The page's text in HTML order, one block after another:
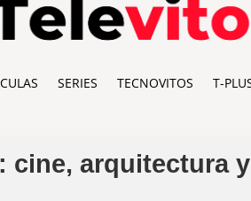
SERIES TECNOVITOS T-
cine, arquitectura